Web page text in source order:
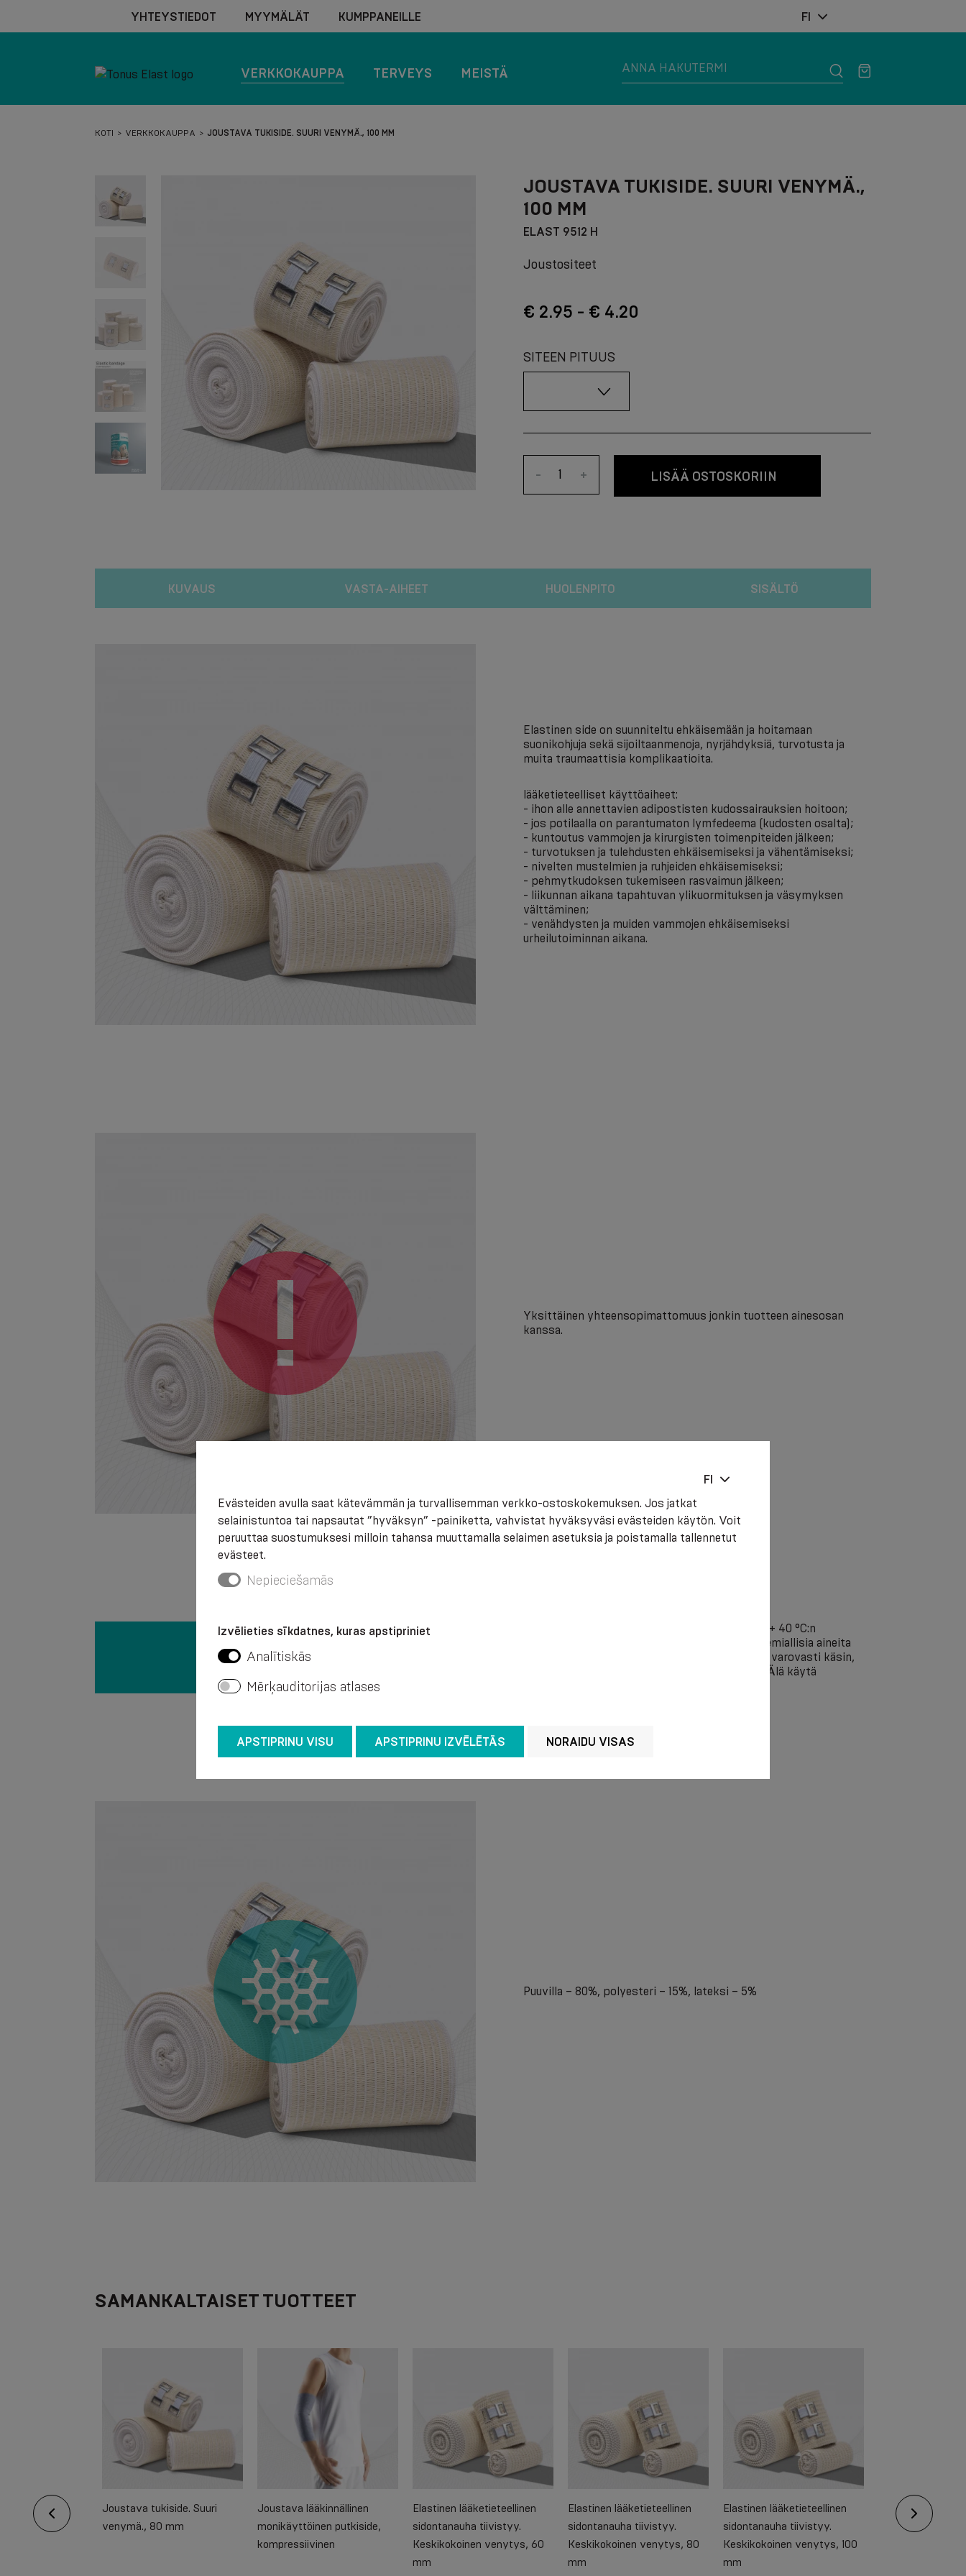
YHTEYSTIEDOT MYYMÄLÄT KUMPPANEILLE FI
VERKKOKAUPPA TERVEYS MEISTÄ
KOTI VERKKOKAUPPA JOUSTAVA TUKISIDE. SUURI VENYMÄ., 100 MM
JOUSTAVA TUKISIDE. SUURI VENYMÄ.,
100 MM
ELAST 9512 H
Joustositeet
€ 2.95 - € 4.20
SITEEN PITUUS
- + LISÄÄ OSTOSKORIIN
KUVAUS VASTA-AIHEET HUOLENPITO SISÄLTÖ
Elastinen side on suunniteltu ehkäisemään ja hoitamaan
suonikohjuja sekä sijoiltaanmenoja, nyrjähdyksiä, turvotusta ja
muita traumaattisia komplikaatioita.
lääketieteelliset käyttöaiheet:
- ihon alle annettavien adipostisten kudossairauksien hoitoon;
- jos potilaalla on parantumaton lymfedeema (kudosten osalta);
- kuntoutus vammojen ja kirurgisten toimenpiteiden jälkeen;
- turvotuksen ja tulehdusten ehkäisemiseksi ja vähentämiseksi;
- nivelten mustelmien ja ruhjeiden ehkäisemiseksi;
- pehmytkudoksen tukemiseen rasvaimun jälkeen;
- liikunnan aikana tapahtuvan ylikuormituksen ja väsymyksen
välttäminen;
- venähdysten ja muiden vammojen ehkäisemiseksi
urheilutoiminnan aikana.
Yksittäinen yhteensopimattomuus jonkin tuotteen ainesosan
kanssa.
Suosittelemme pesua käsin saippualiuoksessa + 40 °C:n
lämpötilassa ilman valkaisuaineita. Älä käytä kemiallisia aineita
puhdistukseen. Huuhtelun jälkeen purista vedet varovasti käsin,
älä vääntele äläkä linkoa. Levitä tuote kuivaksi. Älä käytä
Puuvilla – 80%, polyesteri – 15%, lateksi – 5%
SAMANKALTAISET TUOTTEET
irrotettavalla
Joustava tukiside. Suuri
venymä., 80 mm
Joustava lääkinnällinen
monikäyttöinen putkiside,
kompressiivinen
Elastinen lääketieteellinen
sidontanauha tiivistyy.
Keskikokoinen venytys, 60
mm
Elastinen lääketieteellinen
sidontanauha tiivistyy.
Keskikokoinen venytys, 80
mm
Elastinen lääketieteellinen
sidontanauha tiivistyy.
Keskikokoinen venytys, 100
mm
Elastinen
sidontanauha
FI
Evästeiden avulla saat kätevämmän ja turvallisemman verkko-ostoskokemuksen. Jos jatkat
selainistuntoa tai napsautat ”hyväksyn” -painiketta, vahvistat hyväksyväsi evästeiden käytön. Voit
peruuttaa suostumuksesi milloin tahansa muuttamalla selaimen asetuksia ja poistamalla tallennetut
evästeet.
Nepieciešamās
Izvēlieties sīkdatnes, kuras apstipriniet
Analītiskās
Mērķauditorijas atlases
APSTIPRINU VISU APSTIPRINU IZVĒLĒTĀS NORAIDU VISAS